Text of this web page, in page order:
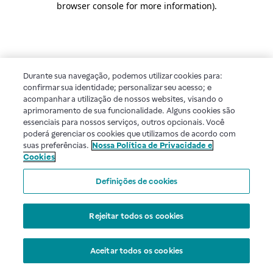
browser console for more information).
Durante sua navegação, podemos utilizar cookies para:
confirmar sua identidade; personalizar seu acesso; e
acompanhar a utilização de nossos websites, visando o
aprimoramento de sua funcionalidade. Alguns cookies são
essenciais para nossos serviços, outros opcionais. Você
poderá gerenciar os cookies que utilizamos de acordo com
suas preferências. Nossa Política de Privacidade e
Cookies
Definições de cookies
Rejeitar todos os cookies
Aceitar todos os cookies